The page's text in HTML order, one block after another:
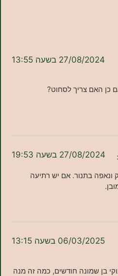
בשעה 13:55
לסחוט?
בשעה 19:53
אם יש רתיעה
בשעה 13:15
חודשים, כמה זה מנה